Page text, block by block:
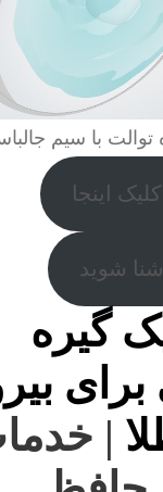
توالت با سیم
اینجا
شوید
گیره
برای
|